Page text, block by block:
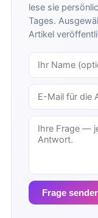
lese sie
Tages.
Artikel
Frage